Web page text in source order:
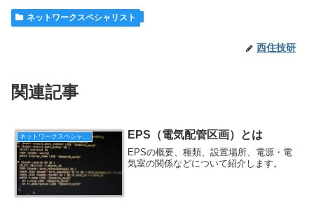
ネットワークスペシャリスト
西住技研
関連記事
ネットワークスペシャリスト EPS（電気配管区画）とは
EPSの概要、種類、設置場所、電源・電
気室の関係などについて紹介します。